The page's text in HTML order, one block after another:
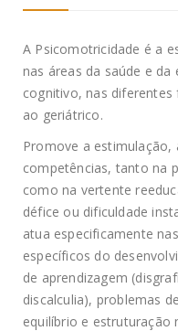
A Psicomotricidade é a
nas áreas da saúde e
cognitivo, nas
ao geriátrico.
Promove a estimulação,
competências, tanto na
como na vertente
défice ou dificuldade
atua especificamente
específicos do
de aprendizagem
discalculia), problemas
equilíbrio e estruturação